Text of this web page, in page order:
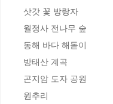
삿갓 꽃 방랑자
월정사 전나무 숲
동해 바다 해돋이
방태산 계곡
곤지암 도자 공원
원추리